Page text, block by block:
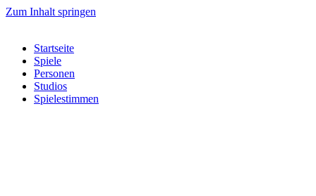
Zum Inhalt springen
Startseite
Spiele
Personen
Studios
Spielestimmen